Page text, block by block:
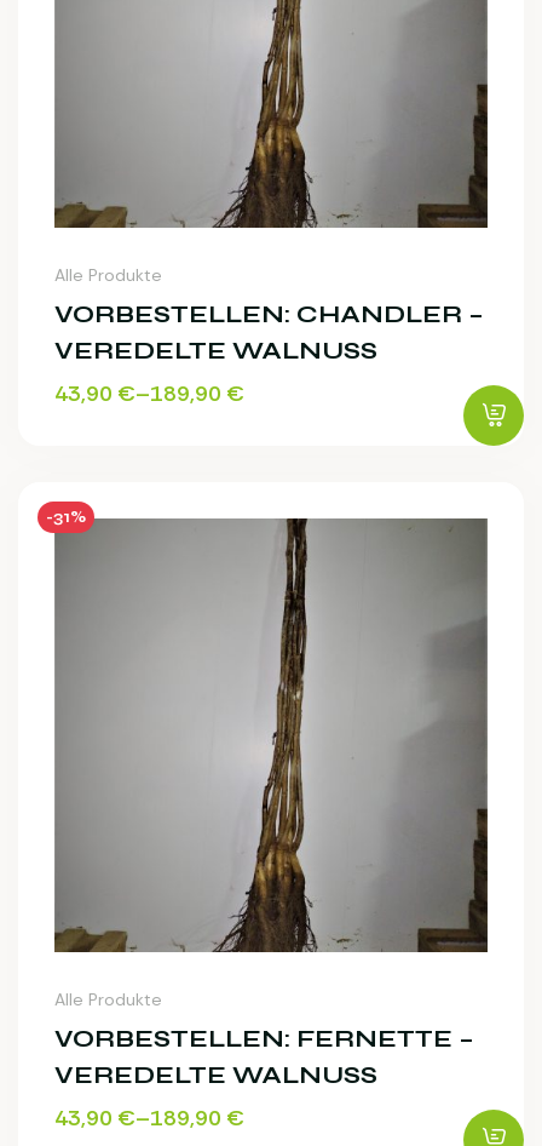
Alle Produkte
VORBESTELLEN: CHANDLER –
VEREDELTE WALNUSS
43,90 €–189,90 €
-31%
Alle Produkte
VORBESTELLEN: FERNETTE –
VEREDELTE WALNUSS
43,90 €–189,90 €